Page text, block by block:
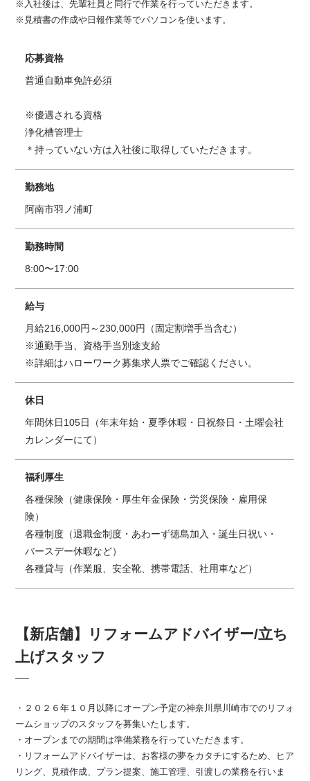
※入社後は、先輩社員と同行で作業を行っていただきます。
※見積書の作成や日報作業等でパソコンを使います。
応募資格
普通自動車免許必須
※優遇される資格
浄化槽管理士
＊持っていない方は入社後に取得していただきます。
勤務地
阿南市羽ノ浦町
勤務時間
8:00〜17:00
給与
月給216,000円～230,000円（固定割増手当含む）
※通勤手当、資格手当別途支給
※詳細はハローワーク募集求人票でご確認ください。
休日
年間休日105日（年末年始・夏季休暇・日祝祭日・土曜会社
カレンダーにて）
福利厚生
各種保険（健康保険・厚生年金保険・労災保険・雇用保
険）
各種制度（退職金制度・あわーず徳島加入・誕生日祝い・
バースデー休暇など）
各種貸与（作業服、安全靴、携帯電話、社用車など）
【新店舗】リフォームアドバイザー/立ち
上げスタッフ
・２０２６年１０月以降にオープン予定の神奈川県川崎市でのリフォ
ームショップのスタッフを募集いたします。
・オープンまでの期間は準備業務を行っていただきます。
・リフォームアドバイザーは、お客様の夢をカタチにするため、ヒア
リング、見積作成、プラン提案、施工管理、引渡しの業務を行いま